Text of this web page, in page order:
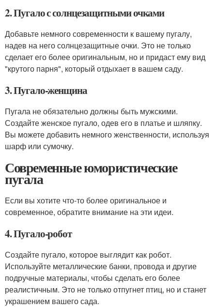
2. Пугало с солнцезащитными очками
Добавьте немного современности к вашему пугалу,
надев на него солнцезащитные очки. Это не только
сделает его более оригинальным, но и придаст ему вид
"крутого парня", который отдыхает в вашем саду.
3. Пугало-женщина
Пугала не обязательно должны быть мужскими.
Создайте женское пугало, одев его в платье и шляпку.
Вы можете добавить немного женственности, используя
шарф или сумочку.
Современные юмористические
пугала
Если вы хотите что-то более оригинальное и
современное, обратите внимание на эти идеи.
4. Пугало-робот
Создайте пугало, которое выглядит как робот.
Используйте металлические банки, провода и другие
подручные материалы, чтобы сделать его более
реалистичным. Это не только отпугнет птиц, но и станет
украшением вашего сада.